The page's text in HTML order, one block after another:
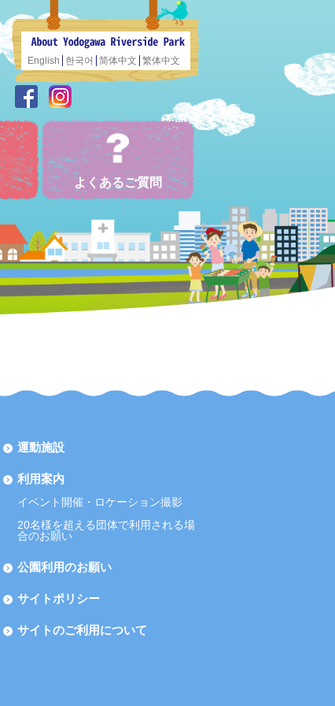
English 한국어 简体中文 繁体中文
よくあるご質問
運動施設
利用案内
イベント開催・ロケーション撮影
20名様を超える団体で利用される場
合のお願い
公園利用のお願い
サイトポリシー
サイトのご利用について